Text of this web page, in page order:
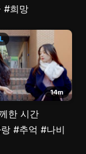
#희망
14m
한 시간
#추억 #나비